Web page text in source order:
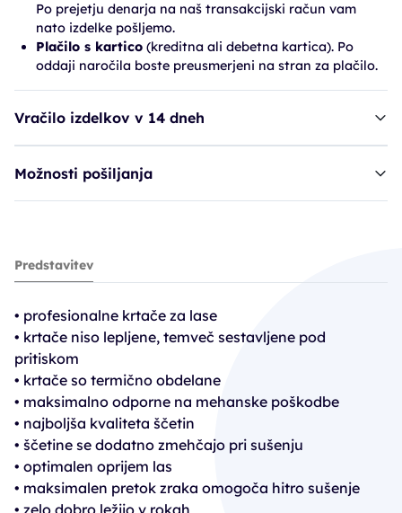
Po prejetju denarja na naš transakcijski račun vam
nato izdelke pošljemo.
Plačilo s kartico (kreditna ali debetna kartica). Po
oddaji naročila boste preusmerjeni na stran za plačilo.
Vračilo izdelkov v 14 dneh
Možnosti pošiljanja
krtača TER črna - 43 mm
11,03€
14,70€
PC30: 10,28€
Predstavitev
• profesionalne krtače za lase
• krtače niso lepljene, temveč sestavljene pod
pritiskom
• krtače so termično obdelane
• maksimalno odporne na mehanske poškodbe
• najboljša kvaliteta ščetin
• ščetine se dodatno zmehčajo pri sušenju
• optimalen oprijem las
• maksimalen pretok zraka omogoča hitro sušenje
• zelo dobro ležijo v rokah